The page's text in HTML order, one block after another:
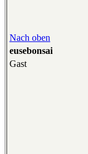
Nach oben
eusebonsai
Gast